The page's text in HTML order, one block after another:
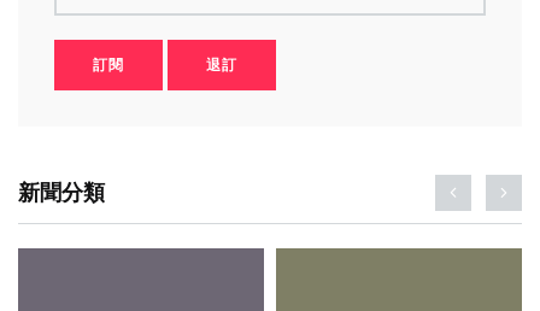
訂閱 退訂
新聞分類